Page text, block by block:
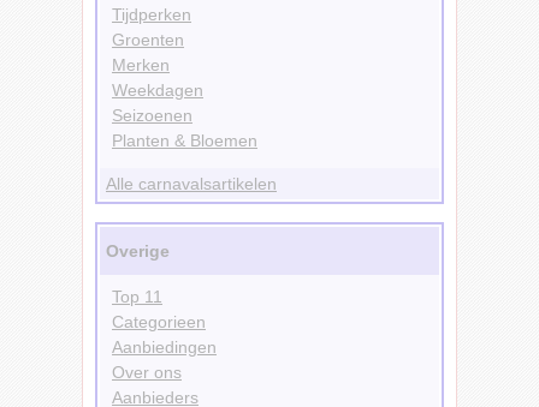
Tijdperken
Groenten
Merken
Weekdagen
Seizoenen
Planten & Bloemen
Alle carnavalsartikelen
Overige
Top 11
Categorieen
Aanbiedingen
Over ons
Aanbieders